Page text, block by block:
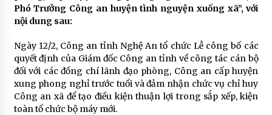
Phó Trưởng Công an huyện tình nguyện xuống xã”, với
nội dung sau:
Ngày 12/2, Công an tỉnh Nghệ An tổ chức Lễ công bố các
quyết định của Giám đốc Công an tỉnh về công tác cán bộ
đối với các đồng chí lãnh đạo phòng, Công an cấp huyện
xung phong nghỉ trước tuổi và đảm nhận chức vụ chỉ huy
Công an xã để tạo điều kiện thuận lợi trong sắp xếp, kiện
toàn tổ chức bộ máy mới.